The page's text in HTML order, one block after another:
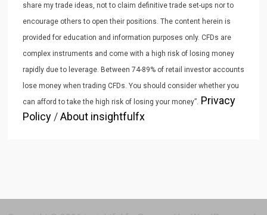
share my trade ideas, not to claim definitive trade set-ups nor to
encourage others to open their positions. The content herein is
provided for education and information purposes only. CFDs are
complex instruments and come with a high risk of losing money
rapidly due to leverage. Between 74-89% of retail investor accounts
lose money when trading CFDs. You should consider whether you
can afford to take the high risk of losing your money”. Privacy
Policy/About insightfulfx